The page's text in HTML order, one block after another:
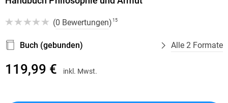
(0 Bewertungen) 15
Buch (gebunden) Alle 2 Formate
119,99 € inkl. Mwst.